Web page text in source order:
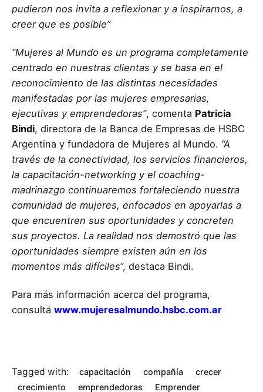
pudieron nos invita a reflexionar y a inspirarnos, a
creer que es posible”
“Mujeres al Mundo es un programa completamente
centrado en nuestras clientas y se basa en el
reconocimiento de las distintas necesidades
manifestadas por las mujeres empresarias,
ejecutivas y emprendedoras”, comenta Patricia
Bindi, directora de la Banca de Empresas de HSBC
Argentina y fundadora de Mujeres al Mundo. “A
través de la conectividad, los servicios financieros,
la capacitación-networking y el coaching-
madrinazgo continuaremos fortaleciendo nuestra
comunidad de mujeres, enfocados en apoyarlas a
que encuentren sus oportunidades y concreten
sus proyectos. La realidad nos demostró que las
oportunidades siempre existen aún en los
momentos más difíciles”, destaca Bindi.
Para más información acerca del programa,
consultá www.mujeresalmundo.hsbc.com.ar
Tagged with: capacitación compañía
crecer
crecimiento
emprendedoras
Emprender